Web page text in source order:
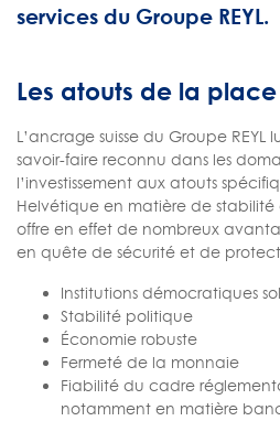
services du Groupe REYL.
Les atouts de la
L’ancrage suisse du Groupe REYL
savoir-faire reconnu dans les
l’investissement aux atouts
Helvétique en matière de stabilité
offre en effet de nombreux
en quête de sécurité et de
Institutions démocratiques
Stabilité politique
Économie robuste
Fermeté de la monnaie
Fiabilité du cadre
notamment en matière